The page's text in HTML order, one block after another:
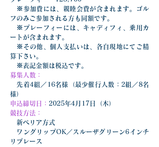
※参加費には、親睦会費が含まれます。ゴル
フのみご参加される方も同額です。
※プレーフィーには、キャディフィ、乗用カ
ートが含まれます。
※その他、個人支払いは、各自現地にてご精
算下さい。
※表記金額は税込です。
募集人数：
先着4組／16名様（最少催行人数：2組／8名
様）
申込締切日： 2025年4月17日（木）
競技方法：
新ペリア方式
ワングリップOK／スルーザグリーン6インチ
リプレース